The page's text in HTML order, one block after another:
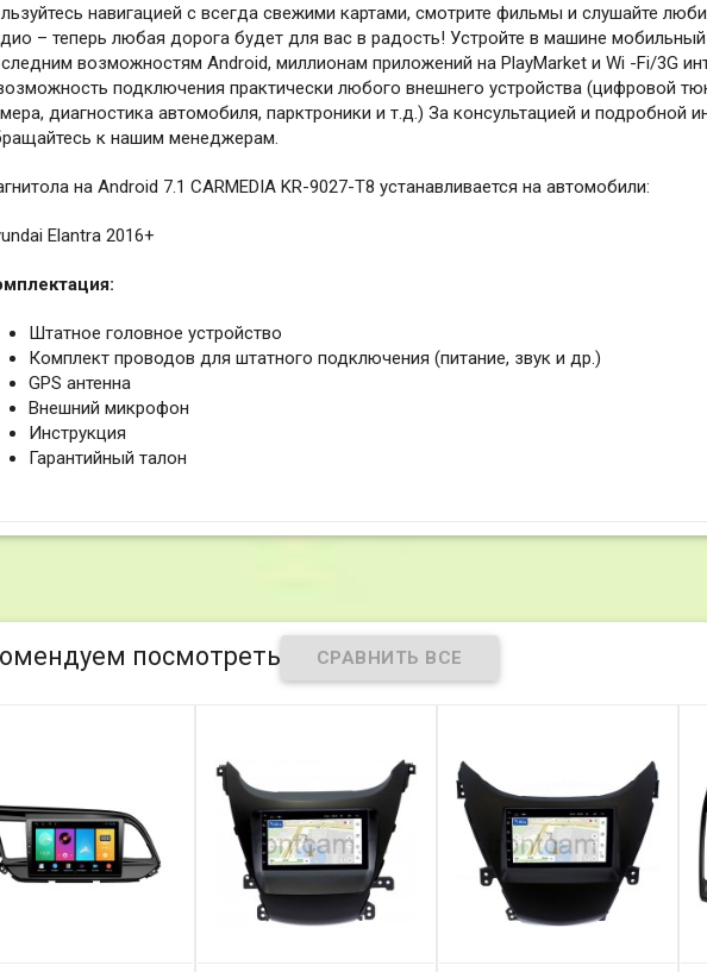
навигацией с всегда свежими картами, смотрите фильмы и слушайте
– теперь любая дорога будет для вас в радость! Устройте в машине
возможностям Android, миллионам приложений на PlayMarket и Wi -Fi/3G
подключения практически любого внешнего устройства (цифровой
диагностика автомобиля, парктроники и т.д.) За консультацией и подробной
к нашим менеджерам.
на Android 7.1 CARMEDIA KR-9027-T8 устанавливается на автомобили:
Elantra 2016+
Штатное головное устройство
Комплект проводов для штатного подключения (питание, звук и др.)
GPS антенна
Внешний микрофон
Инструкция
Гарантийный талон
посмотреть